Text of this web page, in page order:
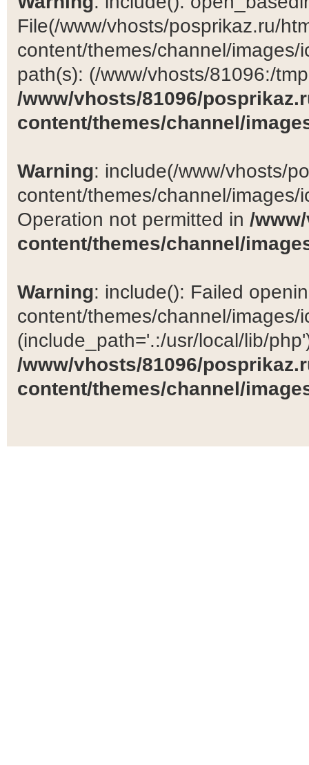
File(/www/vhosts/posprikaz.ru/
content/themes/channel/
path(s): (/www/vhosts/81096:/
/www/vhosts/81096/
content/themes/channel/
Warning: include(/www/vhosts/
content/themes/channel/
Operation not permitted in /
content/themes/channel/
Warning: include(): Failed
content/themes/channel/images/
(include_path='.:/usr/local/lib/
/www/vhosts/81096/
content/themes/channel/